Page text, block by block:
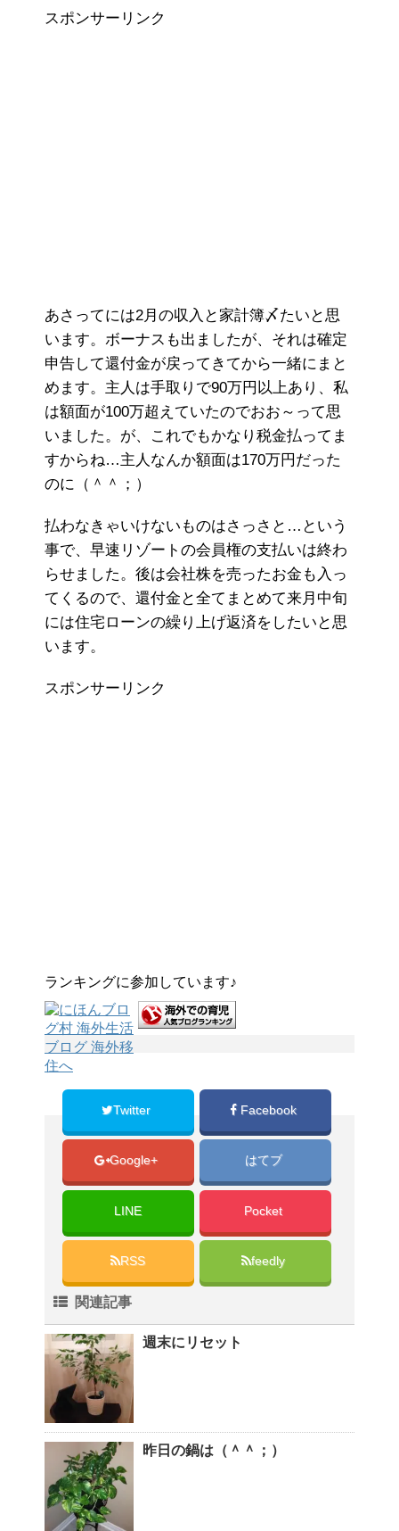
スポンサーリンク
あさってには2月の収入と家計簿〆たいと思
います。ボーナスも出ましたが、それは確定
申告して還付金が戻ってきてから一緒にまと
めます。主人は手取りで90万円以上あり、私
は額面が100万超えていたのでおお～って思
いました。が、これでもかなり税金払ってま
すからね…主人なんか額面は170万円だった
のに（＾＾；）
払わなきゃいけないものはさっさと…という
事で、早速リゾートの会員権の支払いは終わ
らせました。後は会社株を売ったお金も入っ
てくるので、還付金と全てまとめて来月中旬
には住宅ローンの繰り上げ返済をしたいと思
います。
スポンサーリンク
ランキングに参加しています♪
Twitter Facebook
Google+ はてブ
LINE Pocket
RSS feedly
関連記事
週末にリセット
昨日の鍋は（＾＾；）